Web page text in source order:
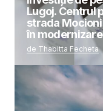
Lugoj. Centrul
strada Mocioni
în
de Thabitta Fecheta